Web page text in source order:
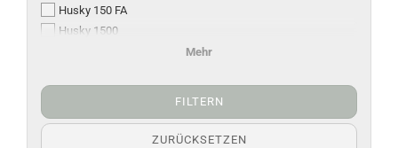
Husky 150 FA
Husky 1500
FILTERN
ZURÜCKSETZEN